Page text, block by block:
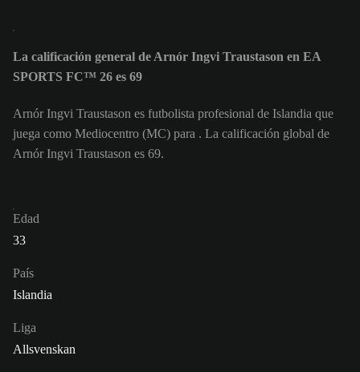
La calificación general de Arnór Ingvi Traustason en EA
SPORTS FC™ 26 es 69
Arnór Ingvi Traustason es futbolista profesional de Islandia que
juega como Mediocentro (MC) para . La calificación global de
Arnór Ingvi Traustason es 69.
Edad
33
País
Islandia
Liga
Allsvenskan